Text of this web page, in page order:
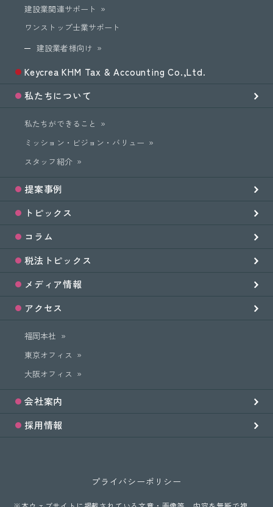
建設業関連サポート
ワンストップ士業サポート
建設業者様向け
Keycrea KHM Tax & Accounting Co.,Ltd.
私たちについて
私たちができること
ミッション・ビジョン・バリュー
スタッフ紹介
提案事例
トピックス
コラム
税法トピックス
メディア情報
アクセス
福岡本社
東京オフィス
大阪オフィス
会社案内
採用情報
プライバシーポリシー